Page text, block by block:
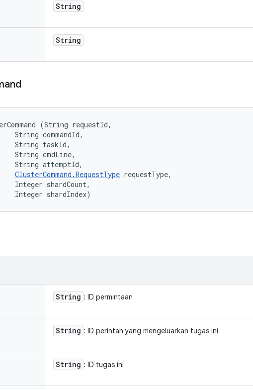
String
String
(String requestId,
String commandId,
String taskId,
String cmdLine,
String attemptId,
ClusterCommand.RequestType requestType,
Integer shardCount,
Integer shardIndex)
String : ID permintaan
String : ID perintah yang mengeluarkan tugas ini
String : ID tugas ini